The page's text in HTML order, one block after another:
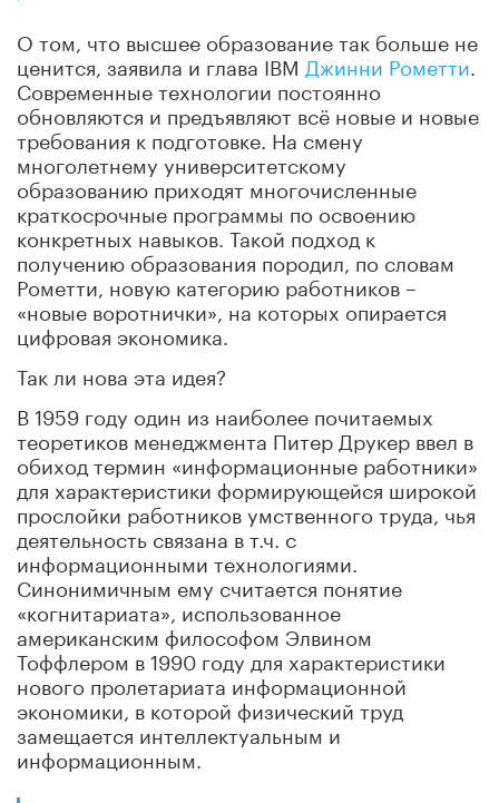
О том, что высшее образование так больше не
ценится, заявила и глава IBM Джинни Рометти
Современные технологии постоянно
обновляются и предъявляют всё новые и новые
требования к подготовке. На смену
многолетнему университетскому
образованию приходят многочисленные
краткосрочные программы по освоению
конкретных навыков. Такой подход к
получению образования породил, по словам
Рометти, новую категорию работников –
«новые воротнички», на которых опирается
цифровая экономика.
Так ли нова эта идея?
В 1959 году один из наиболее почитаемых
теоретиков менеджмента Питер Друкер ввел в
обиход термин «информационные работники»
для характеристики формирующейся широкой
прослойки работников умственного труда, чья
деятельность связана в т.ч. с
информационными технологиями.
Синонимичным ему считается понятие
«когнитариата», использованное
американским философом Элвином
Тоффлером в 1990 году для характеристики
нового пролетариата информационной
экономики, в которой физический труд
замещается интеллектуальным и
информационным.